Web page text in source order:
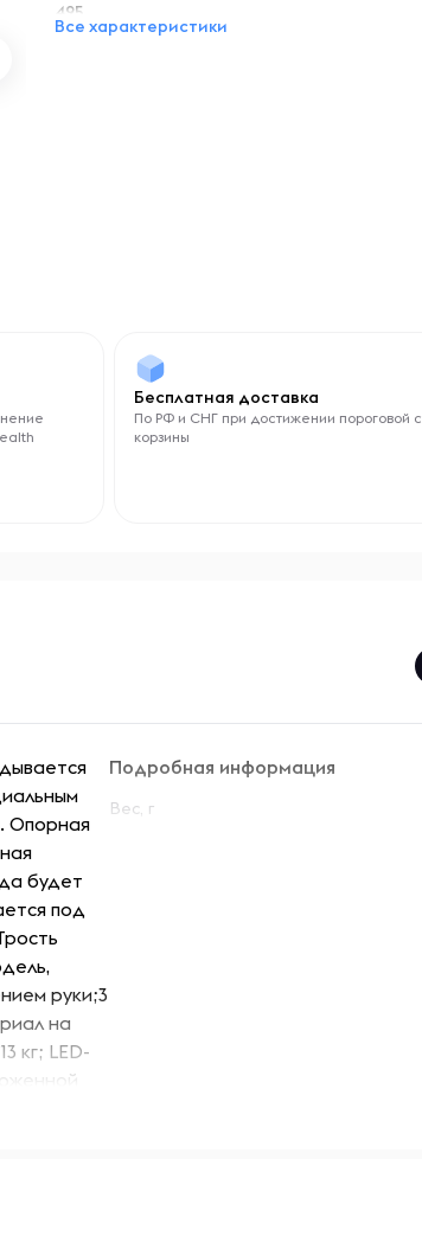
495
Все характеристики
Бесплатная доставка
По РФ и СНГ при достижении пороговой
корзины
Опорная
будет
под
руки;3
на
кг; LED-
Подробная информация
Вес, г